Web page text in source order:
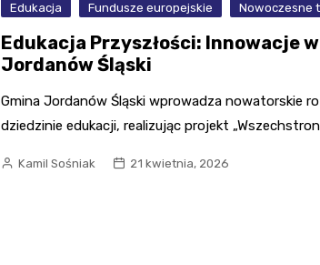
Edukacja Fundusze europejskie Nowoczesne
Edukacja Przyszłości: Innowacje
Jordanów Śląski
Gmina Jordanów Śląski wprowadza nowatorskie
dziedzinie edukacji, realizując projekt
Kamil Sośniak 21 kwietnia, 2026